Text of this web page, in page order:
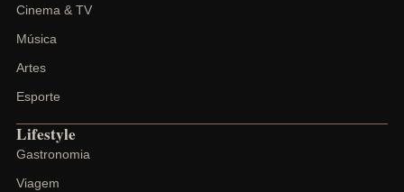
Cinema & TV
Música
Artes
Esporte
Lifestyle
Gastronomia
Viagem